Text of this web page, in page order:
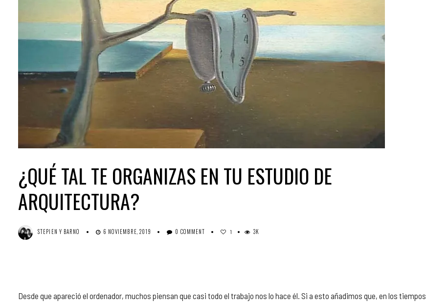
¿QUÉ TAL TE ORGANIZAS EN TU ESTUDIO DE
ARQUITECTURA?
STEPIEN Y BARNO 6 NOVIEMBRE, 2019 0 COMMENT 1 3K
Desde que apareció el ordenador, muchos piensan que casi todo el trabajo nos lo hace él. Si a esto añadimos que, en los tiempos